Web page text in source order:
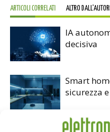
ARTICOLI CORRELATI ALTRO
IA
decisiva
Smart
sicurezza
Siemens e